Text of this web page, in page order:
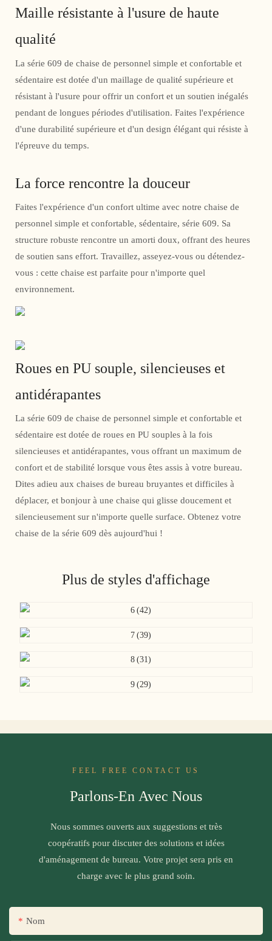
Maille résistante à l'usure de haute
qualité
La série 609 de chaise de personnel simple et confortable et
sédentaire est dotée d'un maillage de qualité supérieure et
résistant à l'usure pour offrir un confort et un soutien inégalés
pendant de longues périodes d'utilisation. Faites l'expérience
d'une durabilité supérieure et d'un design élégant qui résiste à
l'épreuve du temps.
La force rencontre la douceur
Faites l'expérience d'un confort ultime avec notre chaise de
personnel simple et confortable, sédentaire, série 609. Sa
structure robuste rencontre un amorti doux, offrant des heures
de soutien sans effort. Travaillez, asseyez-vous ou détendez-
vous : cette chaise est parfaite pour n'importe quel
environnement.
Roues en PU souple, silencieuses et
antidérapantes
La série 609 de chaise de personnel simple et confortable et
sédentaire est dotée de roues en PU souples à la fois
silencieuses et antidérapantes, vous offrant un maximum de
confort et de stabilité lorsque vous êtes assis à votre bureau.
Dites adieu aux chaises de bureau bruyantes et difficiles à
déplacer, et bonjour à une chaise qui glisse doucement et
silencieusement sur n'importe quelle surface. Obtenez votre
chaise de la série 609 dès aujourd'hui !
Plus de styles d'affichage
FEEL FREE CONTACT US
Parlons-En Avec Nous
Nous sommes ouverts aux suggestions et très
coopératifs pour discuter des solutions et idées
d'aménagement de bureau. Votre projet sera pris en
charge avec le plus grand soin.
Nom